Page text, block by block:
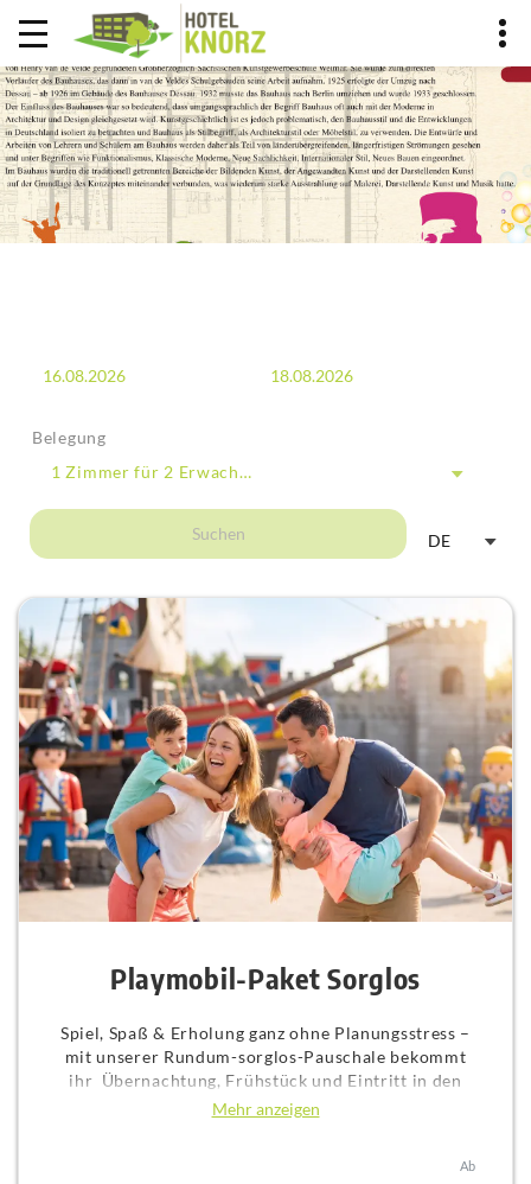
BUCHUNG
HOME BUCHUNG
Belegung
1 Zimmer für 2 Erwachsene
Suchen DE
Playmobil-Paket Sorglos
Spiel, Spaß & Erholung ganz ohne Planungsstress –
mit unserer Rundum-sorglos-Pauschale bekommt
ihr Übernachtung, Frühstück und Eintritt in den
Playmobil-FunPark aus einer Hand. Der Preis
Mehr anzeigen
Ab